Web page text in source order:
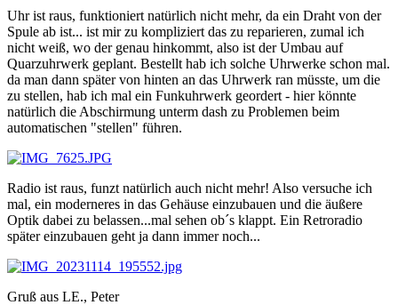
Uhr ist raus, funktioniert natürlich nicht mehr, da ein Draht von der
Spule ab ist... ist mir zu kompliziert das zu reparieren, zumal ich
nicht weiß, wo der genau hinkommt, also ist der Umbau auf
Quarzuhrwerk geplant. Bestellt hab ich solche Uhrwerke schon mal.
da man dann später von hinten an das Uhrwerk ran müsste, um die
zu stellen, hab ich mal ein Funkuhrwerk geordert - hier könnte
natürlich die Abschirmung unterm dash zu Problemen beim
automatischen "stellen" führen.
Radio ist raus, funzt natürlich auch nicht mehr! Also versuche ich
mal, ein moderneres in das Gehäuse einzubauen und die äußere
Optik dabei zu belassen...mal sehen ob´s klappt. Ein Retroradio
später einzubauen geht ja dann immer noch...
Gruß aus LE., Peter